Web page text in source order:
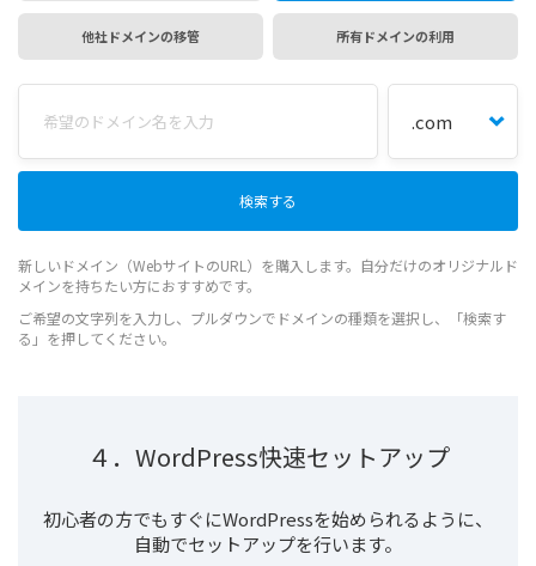
他社ドメインの移管 所有ドメインの利用
新しいドメイン（WebサイトのURL）を購入します。自分だけのオリジナルド
メインを持ちたい方におすすめです。
ご希望の文字列を入力し、プルダウンでドメインの種類を選択し、「検索す
る」を押してください。
４．WordPress快速セットアップ
初心者の方でもすぐにWordPressを始められるように、
自動でセットアップを行います。